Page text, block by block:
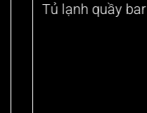
Tủ lạnh quầy bar